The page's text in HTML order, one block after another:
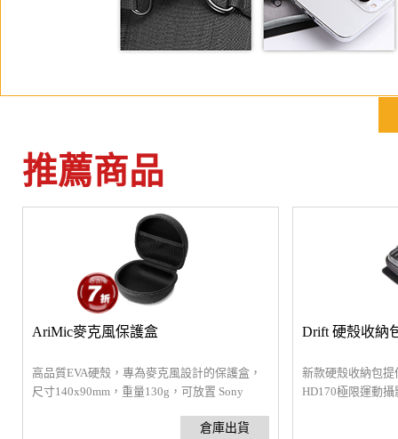
推薦商品
AriMic麥克風保護盒
高品質EVA硬殼，專為麥克風設計的保護盒，
尺寸140x90mm，重量130g，可放置 Sony
VideoMicro Me，也適用接近尺寸的各類配
Drift 硬殼收納
新款硬殼收納包
HD170極限運動